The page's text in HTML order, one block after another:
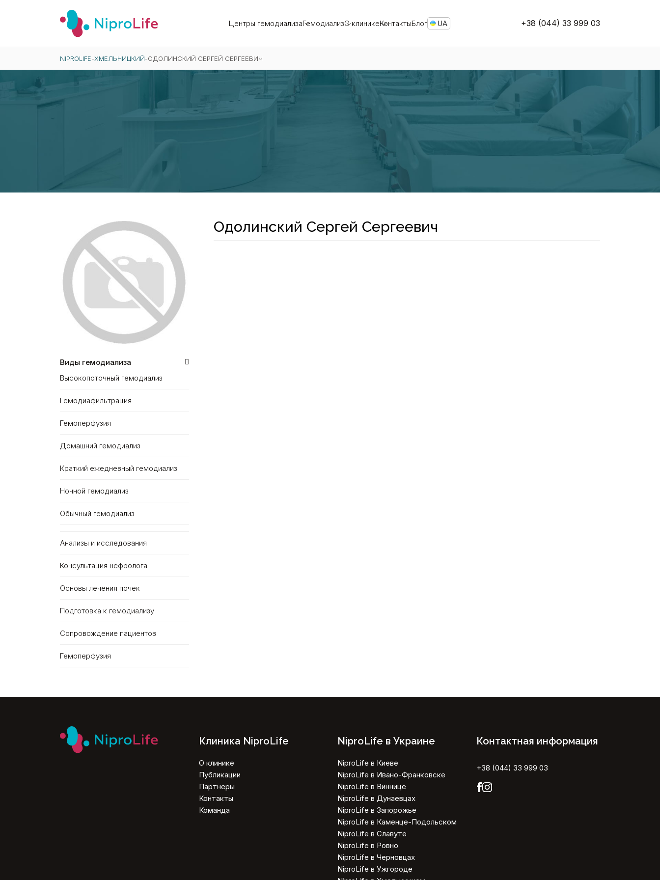
Центры гемодиализаГемодиализО клиникеКонтактыБлог UA +38 (044) 33 999 03
NIPROLIFE-ХМЕЛЬНИЦКИЙ-ОДОЛИНСКИЙ СЕРГЕЙ СЕРГЕЕВИЧ
Виды гемодиализа
Высокопоточный гемодиализ
Гемодиафильтрация
Гемоперфузия
Домашний гемодиализ
Краткий ежедневный гемодиализ
Ночной гемодиализ
Обычный гемодиализ
Анализы и исследования
Консультация нефролога
Основы лечения почек
Подготовка к гемодиализу
Сопровождение пациентов
Гемоперфузия
Одолинский Сергей Сергеевич
Клиника NiproLife
О клинике
Публикации
Партнеры
Контакты
Команда
NiproLife в Украине
NiproLife в Киеве
NiproLife в Ивано-Франковске
NiproLife в Виннице
NiproLife в Дунаевцах
NiproLife в Запорожье
NiproLife в Каменце-Подольском
NiproLife в Славуте
NiproLife в Ровно
NiproLife в Черновцах
NiproLife в Ужгороде
Контактная информация
+38 (044) 33 999 03